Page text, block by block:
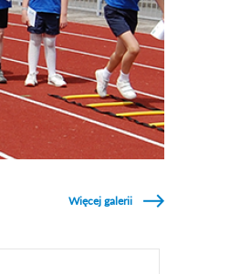
Więcej galerii